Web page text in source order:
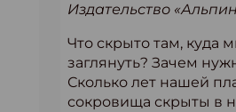
Издательство
Что скрыто там, куда
заглянуть? Зачем
Сколько лет нашей
сокровища скрыты в